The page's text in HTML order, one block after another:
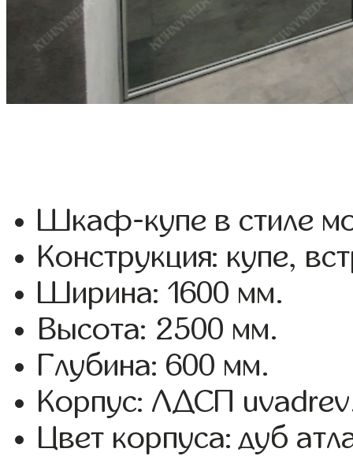
Шкаф-купе в стиле
Конструкция: купе,
Ширина: 1600 мм.
Высота: 2500 мм.
Глубина: 600 мм.
Корпус: ЛДСП
Цвет корпуса: дуб